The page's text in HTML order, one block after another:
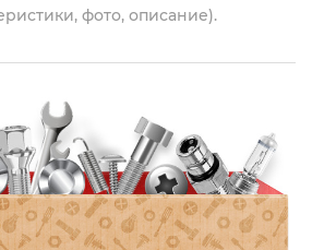
фото, описание).